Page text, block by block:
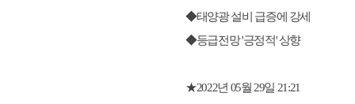
◆태양광 설비 급증에 강세
◆등급전망 '긍정적' 상향
★2022년 05월 29일 21:21